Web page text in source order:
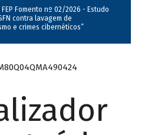
Fomento nº 02/2026 - Estudo
contra lavagem de
e crimes cibernéticos”